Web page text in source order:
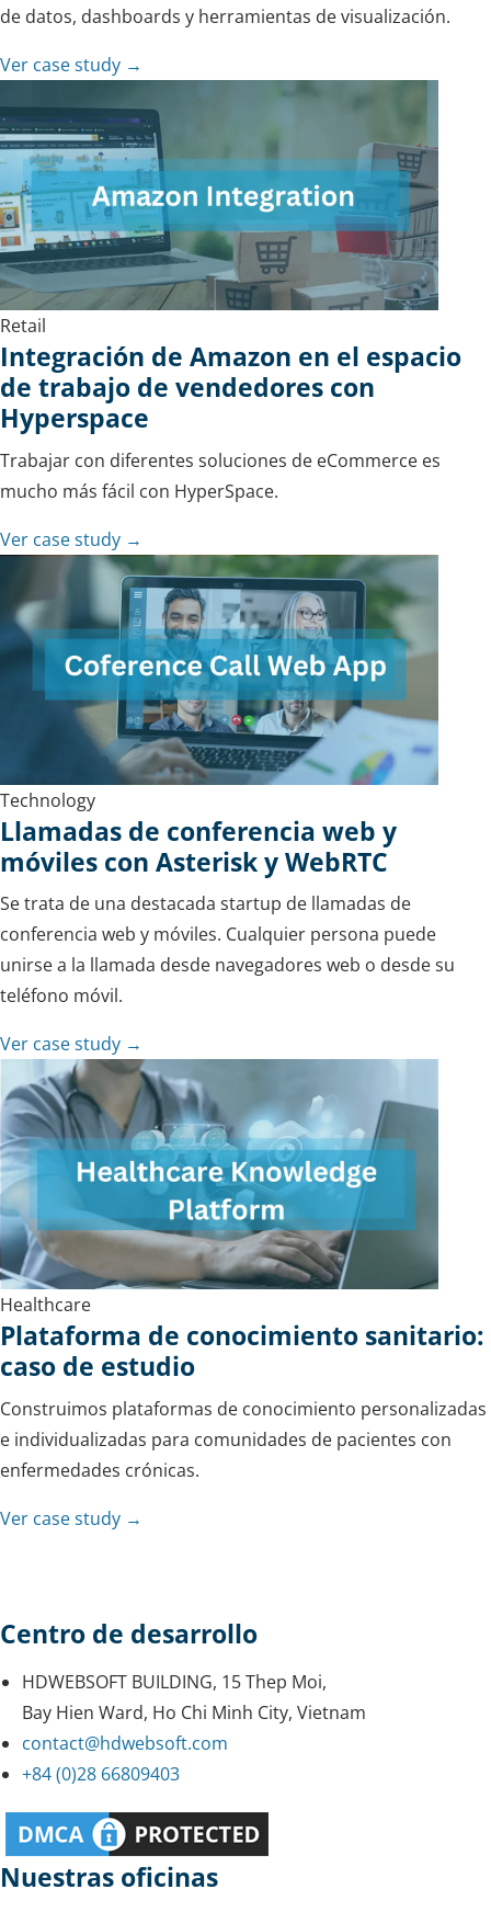
de datos, dashboards y herramientas de visualización.
Ver case study →
Retail
Integración de Amazon en el espacio
de trabajo de vendedores con
Hyperspace
Trabajar con diferentes soluciones de eCommerce es
mucho más fácil con HyperSpace.
Ver case study →
Technology
Llamadas de conferencia web y
móviles con Asterisk y WebRTC
Se trata de una destacada startup de llamadas de
conferencia web y móviles. Cualquier persona puede
unirse a la llamada desde navegadores web o desde su
teléfono móvil.
Ver case study →
Healthcare
Plataforma de conocimiento sanitario:
caso de estudio
Construimos plataformas de conocimiento personalizadas
e individualizadas para comunidades de pacientes con
enfermedades crónicas.
Ver case study →
Centro de desarrollo
HDWEBSOFT BUILDING, 15 Thep Moi,
Bay Hien Ward, Ho Chi Minh City, Vietnam
contact@hdwebsoft.com
+84 (0)28 66809403
Nuestras oficinas